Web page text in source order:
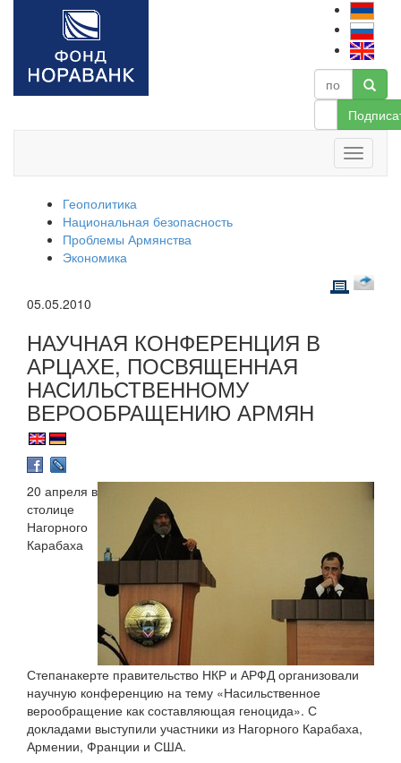
Геополитика
Национальная безопасность
Проблемы Армянства
Экономика
05.05.2010
НАУЧНАЯ КОНФЕРЕНЦИЯ В
АРЦАХЕ, ПОСВЯЩЕННАЯ
НАСИЛЬСТВЕННОМУ
ВЕРООБРАЩЕНИЮ АРМЯН
20 апреля в
столице
Нагорного
Карабаха
Степанакерте правительство НКР и АРФД организовали
научную конференцию на тему «Насильственное
верообращение как составляющая геноцида». С
докладами выступили участники из Нагорного Карабаха,
Армении, Франции и США.